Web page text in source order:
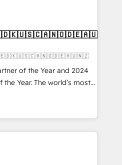
focus on EMEA - USA
of the Year and 2024
the Year. The world’s most
HubSpot Solutions
EMEA, APAC and NAM,
programmes and
Hub. 🧭 From
AI-powered automation,